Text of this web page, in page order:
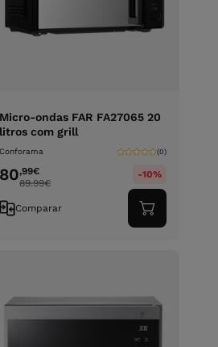
Micro-ondas FAR FA27065 20
litros com grill
Conforama (0)
80,99€
89.99€
-10%
Comparar
Adicionar
ao